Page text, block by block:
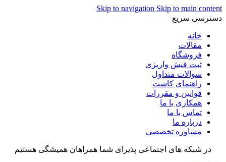
Skip to navigation Skip to main content
دسترسی سریع
خانه
مقالات
فروشگاه
ثبت فیش واریزی
سوالات متداول
راهنمای کاشت
قوانین و مقررات
همکاری با ما
تماس با ما
درباره ما
مشاوره تخصصی
در شبکه های اجتماعی پذیرای شما همراهان همیشگی هستیم